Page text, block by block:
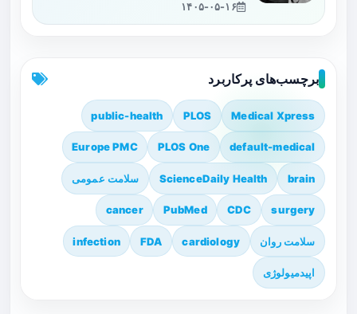
۱۴۰۵-۰۵-۱۶
برچسب‌های پرکاربرد
Medical Xpress
PLOS
public-health
default-medical
PLOS One
Europe PMC
brain
ScienceDaily Health سلامت عمومی
surgery
CDC
PubMed
cancer
سلامت روان cardiology
FDA
infection
اپیدمیولوژی